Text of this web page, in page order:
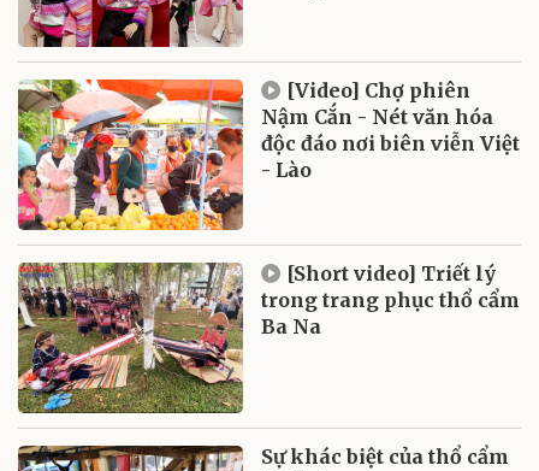
[Video] Chợ phiên
Nậm Cắn - Nét văn hóa
độc đáo nơi biên viễn Việt
- Lào
[Short video] Triết lý
trong trang phục thổ cẩm
Ba Na
Sự khác biệt của thổ cẩm